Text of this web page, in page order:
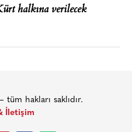
halkına verilecek
hakları saklıdır.
İletişim